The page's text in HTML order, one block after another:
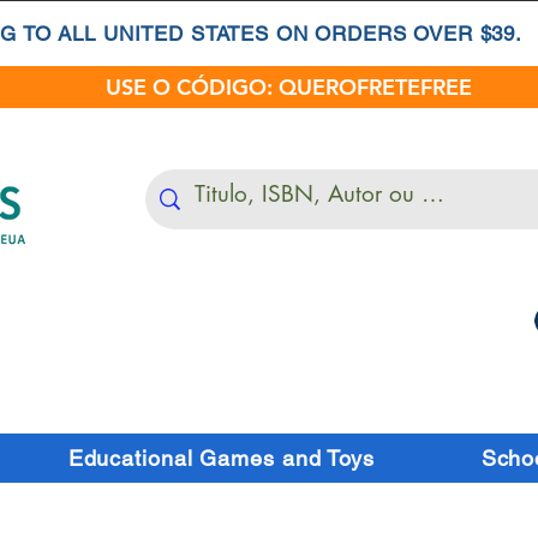
TO ALL UNITED STATES ON ORDERS OVER $39.
USE O CÓDIGO: QUEROFRETEFREE
Educational Games and Toys